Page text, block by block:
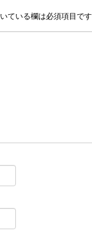
ている欄は必須項目です